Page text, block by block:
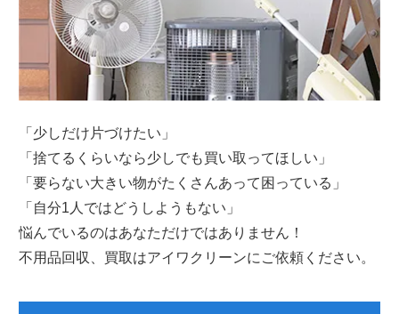
「少しだけ片づけたい」
「捨てるくらいなら少しでも買い取ってほしい」
「要らない大きい物がたくさんあって困っている」
「自分1人ではどうしようもない」
悩んでいるのはあなただけではありません！
不用品回収、買取はアイワクリーンにご依頼ください。